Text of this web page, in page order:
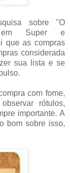
sobre "O
em Super e
que as compras
considerada
sua lista e se
com fome,
rótulos,
importante. A
bom sobre isso,